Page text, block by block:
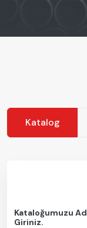
Katalog
Kataloğumuzu
Giriniz.